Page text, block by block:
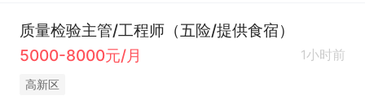
质量检验主管/工程师（五险/提供食宿）
5000-8000元/月
1小时前
高新区